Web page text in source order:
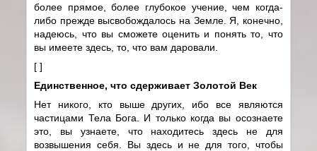
более прямое, более глубокое учение, чем когда-
либо прежде высвобождалось на Земле. Я, конечно,
надеюсь, что вы сможете оценить и понять то, что
вы имеете здесь, то, что вам даровали.
[ ]
Единственное, что сдерживает Золотой Век
Нет никого, кто выше других, ибо все являются
частицами Тела Бога. И только когда вы осознаете
это, вы узнаете, что находитесь здесь не для
возвышения себя. Вы здесь и не для того, чтобы